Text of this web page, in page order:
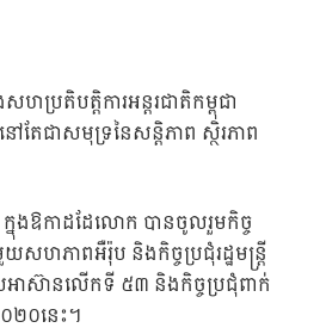
ប្រតិបត្តិការអន្តរជាតិកម្ពុជា
ៅតែជាសមុទ្រនៃសន្តិភាព ស្ថិរភាព
ក្នុងឱកាដដែលោក បានចូលរួមកិច្ច
សហភាពអឺរ៉ុប និងកិច្ចប្រជុំរដ្ឋមន្ត្រី
សអាស៊ានលើកទី ៥៣ និងកិច្ចប្រជុំពាក់
០២០នេះ។